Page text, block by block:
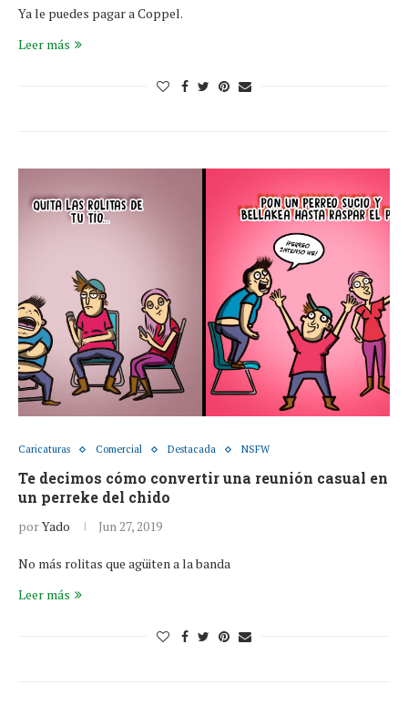
Ya le puedes pagar a Coppel.
Leer más
Caricaturas Comercial Destacada NSFW
Te decimos cómo convertir una reunión casual en
un perreke del chido
porYado Jun 27, 2019
No más rolitas que agüiten a la banda
Leer más